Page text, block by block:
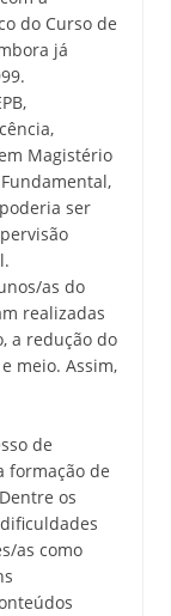
do Curso de
já
Magistério
ser
as do
realizadas
a redução do
meio. Assim,
de
formação de
os
as como